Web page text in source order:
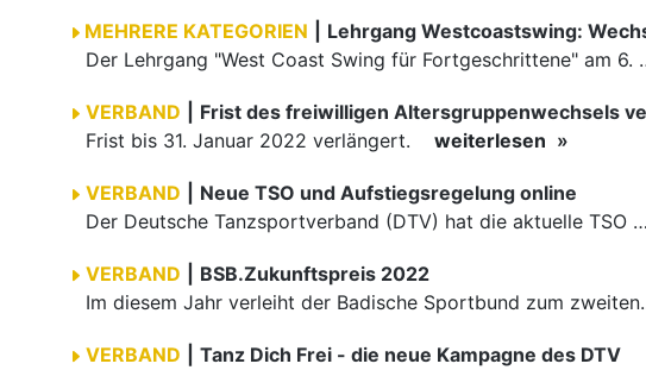
|
Tanz Dich Frei - die neue Kampagne des DTV
Der Deutsche Tanzsportverband (DTV) hat
Förderwettbewerb über 3.000 Euro für Sportvereine.
News Verband